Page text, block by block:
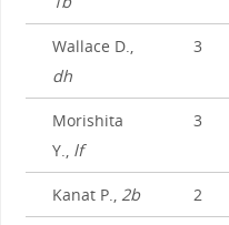
Wallace D.,
dh
3
Morishita
Y., lf
3
Kanat P., 2b 2